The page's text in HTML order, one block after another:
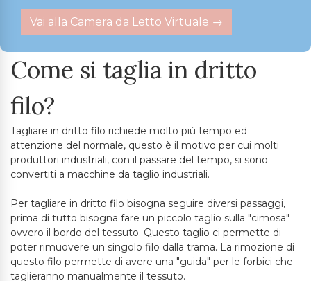
Vai alla Camera da Letto Virtuale →
Come si taglia in dritto
filo?
Tagliare in dritto filo richiede molto più tempo ed
attenzione del normale, questo è il motivo per cui molti
produttori industriali, con il passare del tempo, si sono
convertiti a macchine da taglio industriali.
Per tagliare in dritto filo bisogna seguire diversi passaggi,
prima di tutto bisogna fare un piccolo taglio sulla "cimosa"
ovvero il bordo del tessuto. Questo taglio ci permette di
poter rimuovere un singolo filo dalla trama. La rimozione di
questo filo permette di avere una "guida" per le forbici che
taglieranno manualmente il tessuto.